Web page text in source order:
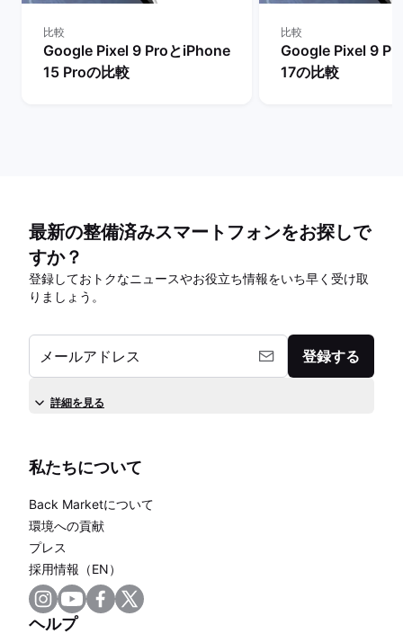
比較
Google Pixel 9 ProとiPhone
15 Proの比較
比較
Google Pixel 9
17の比較
最新の整備済みスマートフォンをお探しで
すか？
登録しておトクなニュースやお役立ち情報をいち早く受け取
りましょう。
メールアドレス 登録する
詳細を見る
私たちについて
Back Marketについて
環境への貢献
プレス
採用情報（EN）
ヘルプ